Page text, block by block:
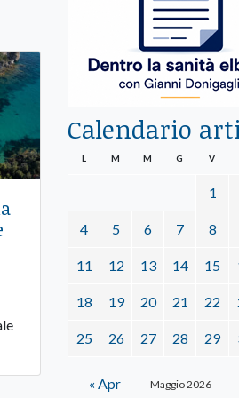
Calendario
Maggio 2026
L M M G V
1
4 5 6 7 8
11 12 13 14 15
18 19 20 21 22
25 26 27 28 29
« Apr